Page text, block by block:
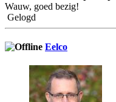
Wauw, goed bezig!
Gelogd
Eelco